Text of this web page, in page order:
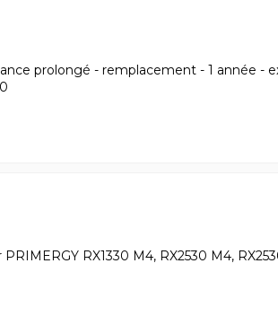
prolongé - remplacement - 1 année -
RX1330 M4, RX2530 M4,